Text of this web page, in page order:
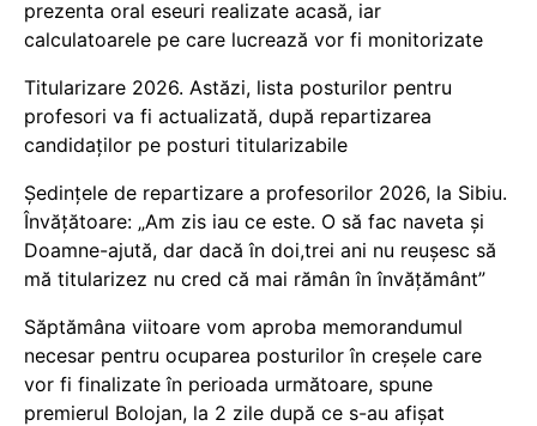
prezenta oral eseuri realizate acasă, iar
calculatoarele pe care lucrează vor fi monitorizate
Titularizare 2026. Astăzi, lista posturilor pentru
profesori va fi actualizată, după repartizarea
candidaților pe posturi titularizabile
Ședințele de repartizare a profesorilor 2026, la Sibiu.
Învățătoare: „Am zis iau ce este. O să fac naveta și
Doamne-ajută, dar dacă în doi,trei ani nu reușesc să
mă titularizez nu cred că mai rămân în învățământ”
Săptămâna viitoare vom aproba memorandumul
necesar pentru ocuparea posturilor în creșele care
vor fi finalizate în perioada următoare, spune
premierul Bolojan, la 2 zile după ce s-au afișat